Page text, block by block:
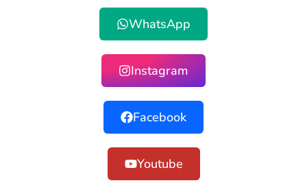
WhatsApp
Instagram
Facebook
Youtube